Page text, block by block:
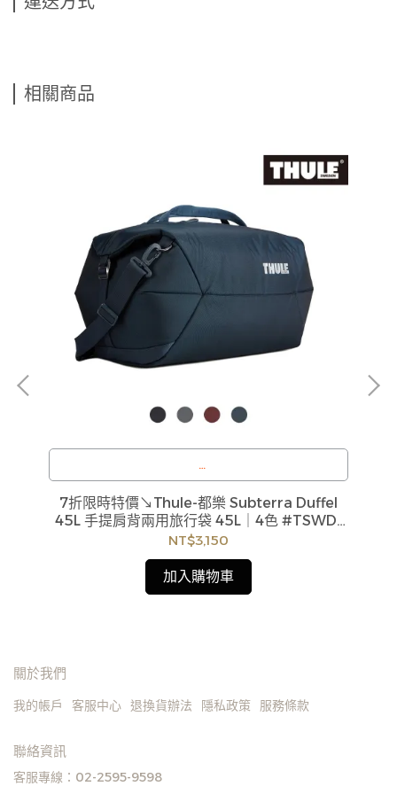
相關商品
訂購注意事項 :
商品流動性快且多個平台共用庫存，偶有下單後缺貨
情形，客服人員將立即與您聯繫交期或更換商品，如
無法出貨，本公司將有權取消訂單，造成不便尚請見
諒。如遇庫存不足無法下單，亦歡迎洽詢客服。
7折限時特價↘Thule-都樂 Subterra Duffel
45L 手提肩背兩用旅行袋 45L｜4色 #TSWD-
345
NT$3,150
加入購物車
關於我們
我的帳戶 客服中心 退換貨辦法 隱私政策 服務條款
聯絡資訊
客服專線：02-2595-9598